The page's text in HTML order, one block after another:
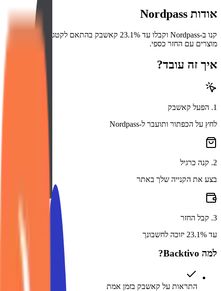
אודות Nordpass
קנו ב-Nordpass וקבלו עד 23.1% קאשבק בהתאם לקטגוריה. מגוון
מוצרים עם החזר כספי.
איך זה עובד?
1
. הפעל קאשבק
לחץ על הכפתור ותועבר ל-Nordpass
2
. קנה כרגיל
בצע את הקנייה שלך באתר
3
. קבל החזר
עד 23.1% יזוכה לחשבונך
למה Backtivo?
התראות על קאשבק בזמן אמת